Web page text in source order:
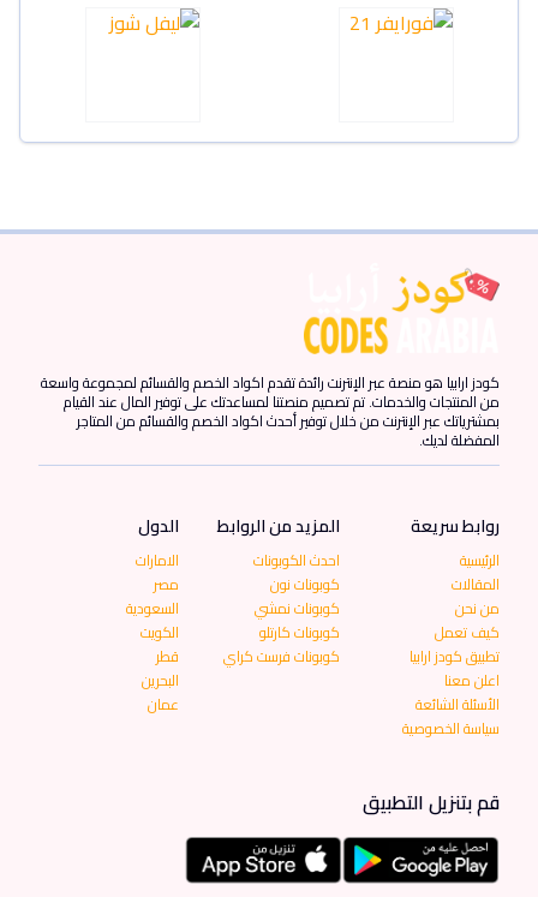
كودز ارابيا هو منصة عبر الإنترنت رائدة تقدم اكواد الخصم والقسائم لمجموعة واسعة
من المنتجات والخدمات. تم تصميم منصتنا لمساعدتك على توفير المال عند القيام
بمشترياتك عبر الإنترنت من خلال توفير أحدث اكواد الخصم والقسائم من المتاجر
المفضلة لديك.
روابط سريعة
الرئيسية
المقالات
من نحن
كيف تعمل
تطبيق كودز ارابيا
اعلن معنا
الأسئلة الشائعة
سياسة الخصوصية
المزيد من الروابط
احدث الكوبونات
كوبونات نون
كوبونات نمشي
كوبونات كارتلو
كوبونات فرست كراي
الدول
الامارات
مصر
السعودية
الكويت
قطر
البحرين
عمان
قم بتنزيل التطبيق